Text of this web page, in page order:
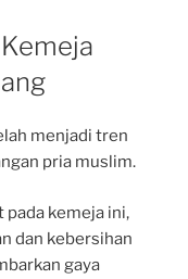
menjadi tren
pria muslim.
pada kemeja ini,
dan kebersihan
gaya